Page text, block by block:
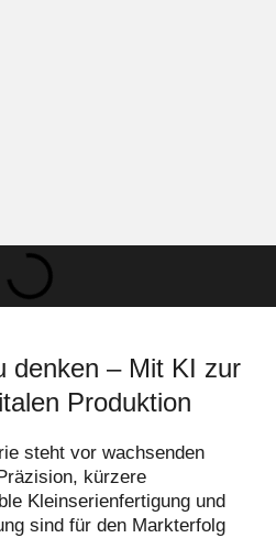
denken – Mit KI zur
Produktion
steht vor wachsenden
kürzere
Kleinserienfertigung und
sind für den Markterfolg